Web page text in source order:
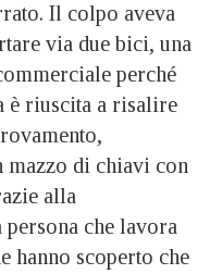
Il colpo aveva
via due bici, una
perché
è riuscita a risalire
mazzo di chiavi con
alla
che lavora
hanno scoperto che